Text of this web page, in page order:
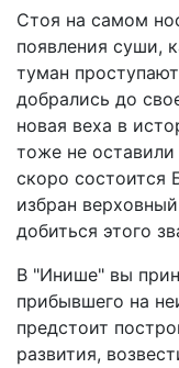
Стоя на самом
появления суши,
туман
добрались до
новая веха в
тоже не
скоро состоится
избран
добиться этого
В "Инише" вы
прибывшего на
предстоит
развития,